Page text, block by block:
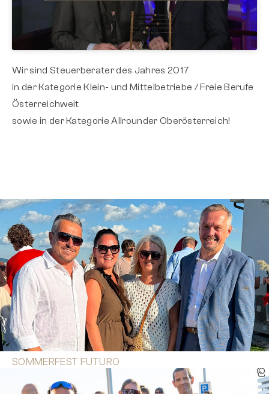
Wir sind Steuerberater des Jahres 2017
in der Kategorie Klein- und Mittelbetriebe / Freie Berufe
Österreichweit
sowie in der Kategorie Allrounder Oberösterreich!
SOMMERFEST FUTURO